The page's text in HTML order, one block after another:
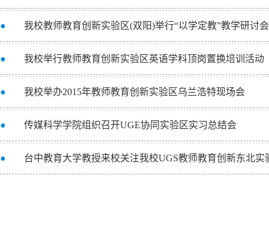
● 我校教师教育创新实验区(双阳)举行“以学定教”教学研讨会
● 我校举行教师教育创新实验区英语学科顶岗置换培训活动
● 我校举办2015年教师教育创新实验区乌兰浩特现场会
● 传媒科学学院组织召开UGE协同实验区实习总结会
● 台中教育大学教授来校关注我校UGS教师教育创新东北实